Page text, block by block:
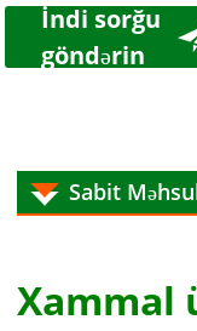
İndi sorğu
göndərin
Sabit
Xammal